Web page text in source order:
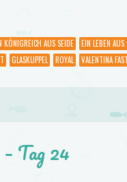
KÖNIGREICH AUS SEIDE EIN LEBEN AUS
GLASKUPPEL ROYAL VALENTINA FAST
Tag 24